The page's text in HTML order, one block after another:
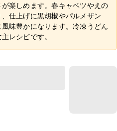
が楽しめます。春キャベツやえの
仕上げに黒胡椒やパルメザン
味豊かになります。冷凍うどん
レシピです。